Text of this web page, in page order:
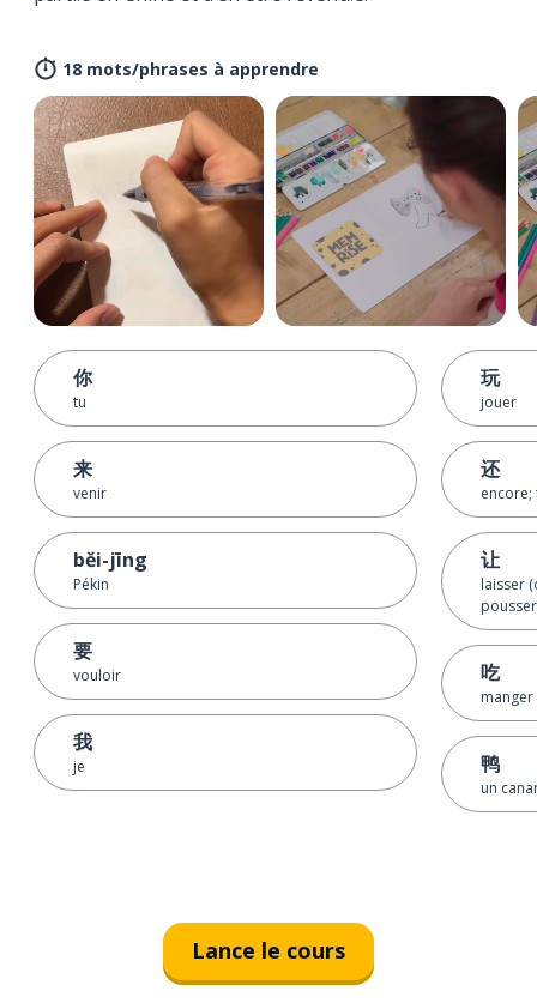
18 mots/phrases à apprendre
你
tu
来
venir
běi-jīng
Pékin
要
vouloir
我
je
玩
jouer
还
让
laisser
吃
manger
鸭
un
Lance le cours